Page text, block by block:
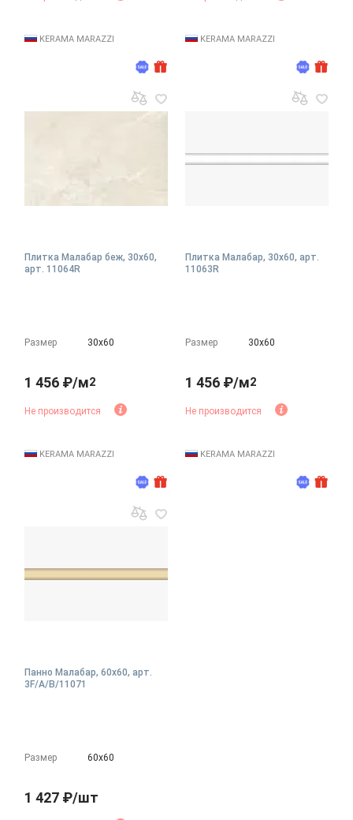
KERAMA MARAZZI KERAMA MARAZZI
Плитка Малабар беж, 30x60,
арт. 11064R
Размер 30х60
1 456 ₽/м2
Не производится
KERAMA MARAZZI
Плитка Малабар, 30x60, арт.
11063R
Размер 30х60
1 456 ₽/м2
Не производится
KERAMA MARAZZI
Панно Малабар, 60x60, арт.
3F/A/B/11071
Размер 60х60
1 427 ₽/шт